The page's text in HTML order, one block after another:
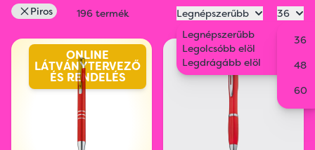
Érintős tollak Ceruzák és kréták
Piros 196 termék
Legnépszerűbb
Legnépszerűbb
Legolcsóbb elöl
Legdrágább elöl
36
36
48
60
ONLINE
LÁTVÁNYTERVEZŐ
ÉS RENDELÉS